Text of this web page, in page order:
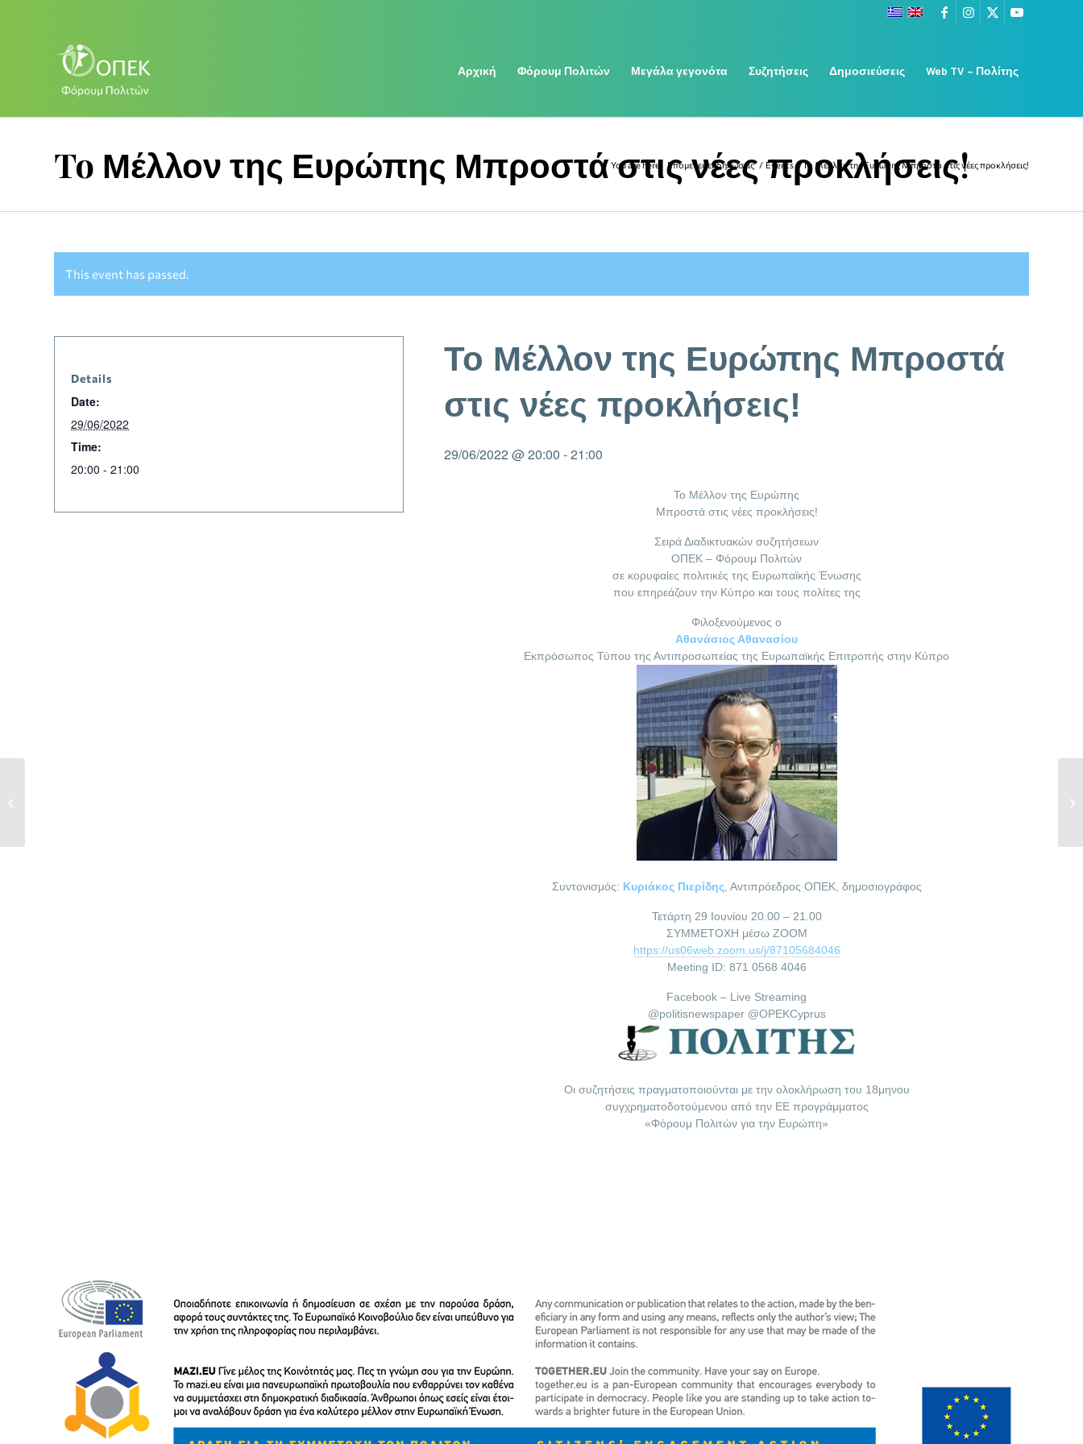
Αρχική Φόρουμ Πολιτών Μεγάλα γεγονότα Συζητήσεις Δημοσιεύσεις Web TV – Πολίτης
To Μέλλον της Ευρώπης Μπροστά στις νέες προκλήσεις!
You are here: Επόμενες εκδηλώσεις / Events /To Μέλλον της Ευρώπης Μπροστά στις νέες προκλήσεις!
This event has passed.
To Μέλλον της Ευρώπης Μπροστά
στις νέες προκλήσεις!
29/06/2022 @ 20:00 -21:00
To Μέλλον της Ευρώπης
Μπροστά στις νέες προκλήσεις!
Σειρά Διαδικτυακών συζητήσεων
ΟΠΕΚ – Φόρουμ Πολιτών
σε κορυφαίες πολιτικές της Ευρωπαϊκής Ένωσης
που επηρεάζουν την Κύπρο και τους πολίτες της
Φιλοξενούμενος ο
Αθανάσιος Αθανασίου
Εκπρόσωπος Τύπου της Αντιπροσωπείας της Ευρωπαϊκής Επιτροπής στην Κύπρο
Συντονισμός: Κυριάκος Πιερίδης, Αντιπρόεδρος ΟΠΕΚ, δημοσιογράφος
Τετάρτη 29 Ιουνίου 20.00 – 21.00
ΣΥΜΜΕΤΟΧΗ μέσω ZOOM
https://us06web.zoom.us/j/87105684046
Meeting ID: 871 0568 4046
Facebook – Live Streaming
@politisnewspaper @OPEKCyprus
Οι συζητήσεις πραγματοποιούνται με την ολοκλήρωση του 18μηνου
συγχρηματοδοτούμενου από την ΕΕ προγράμματος
«Φόρουμ Πολιτών για την Ευρώπη»
Details
Date:
29/06/2022
Time:
20:00 - 21:00